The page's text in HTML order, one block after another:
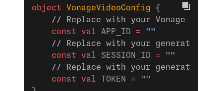
object VonageVideoConfig {
// Replace with your Vonage Video
    const
val APP_ID = ""
// Replace with your generated
    const
val SESSION_ID = ""
// Replace with your generated
    const
val TOKEN = ""